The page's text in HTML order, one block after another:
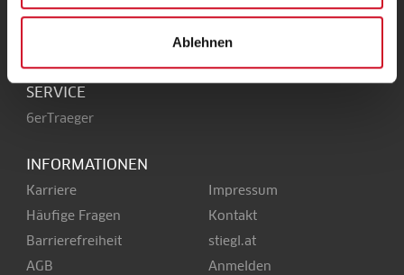
Ablehnen
5017 Salzburg
office@stiegl.at
SERVICE
6erTraeger
INFORMATIONEN
Karriere
Häufige Fragen
Barrierefreiheit
AGB
Impressum
Kontakt
stiegl.at
Anmelden